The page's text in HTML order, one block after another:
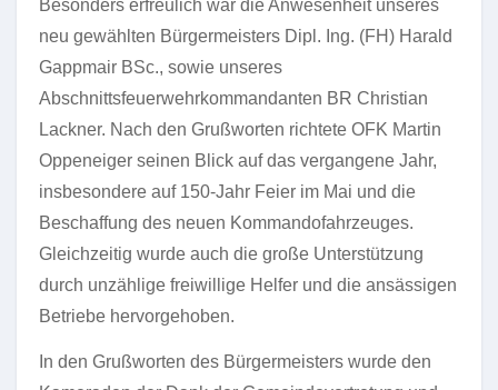
Besonders erfreulich war die Anwesenheit unseres
neu gewählten Bürgermeisters Dipl. Ing. (FH) Harald
Gappmair BSc., sowie unseres
Abschnittsfeuerwehrkommandanten BR Christian
Lackner. Nach den Grußworten richtete OFK Martin
Oppeneiger seinen Blick auf das vergangene Jahr,
insbesondere auf 150-Jahr Feier im Mai und die
Beschaffung des neuen Kommandofahrzeuges.
Gleichzeitig wurde auch die große Unterstützung
durch unzählige freiwillige Helfer und die ansässigen
Betriebe hervorgehoben.
In den Grußworten des Bürgermeisters wurde den